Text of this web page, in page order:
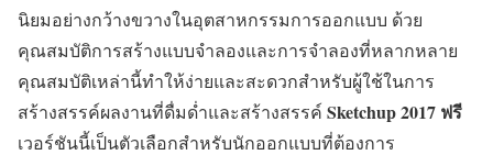
นิยมอย่างกว้างขวางในอุตสาหกรรมการออกแบบ ด้วย
คุณสมบัติการสร้างแบบจำลองและการจำลองที่หลากหลาย
คุณสมบัติเหล่านี้ทำให้ง่ายและสะดวกสำหรับผู้ใช้ในการ
สร้างสรรค์ผลงานที่ดื่มด่ำและสร้างสรรค์ Sketchup 2017 ฟรี
เวอร์ชันนี้เป็นตัวเลือกสำหรับนักออกแบบที่ต้องการ